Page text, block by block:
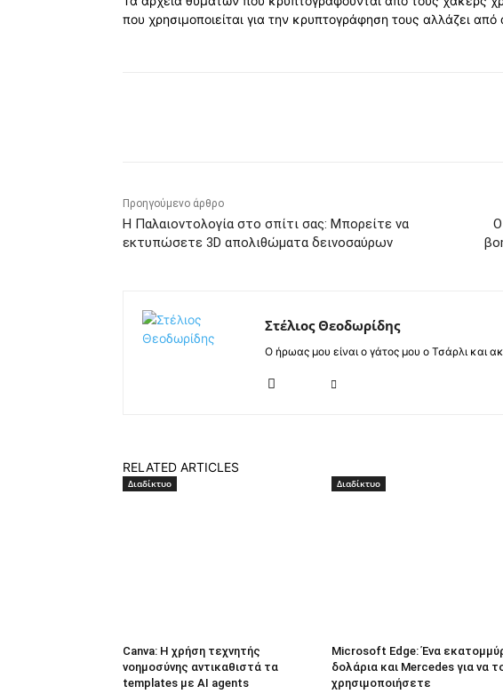
που χρησιμοποιείται για την κρυπτογράφηση τους αλλάζει από
Προηγούμενο άρθρο
Η Παλαιοντολογία στο σπίτι σας: Μπορείτε να
εκτυπώσετε 3D απολιθώματα δεινοσαύρων
Ο
Στέλιος Θεοδωρίδης
Ο ήρωας μου είναι ο γάτος μου ο Τσάρλι και
RELATED ARTICLES
Διαδίκτυο
Canva: Η χρήση τεχνητής
νοημοσύνης αντικαθιστά τα
templates με AI agents
Διαδίκτυο
Microsoft Edge: Ένα
δολάρια και Mercedes για να
χρησιμοποιήσετε